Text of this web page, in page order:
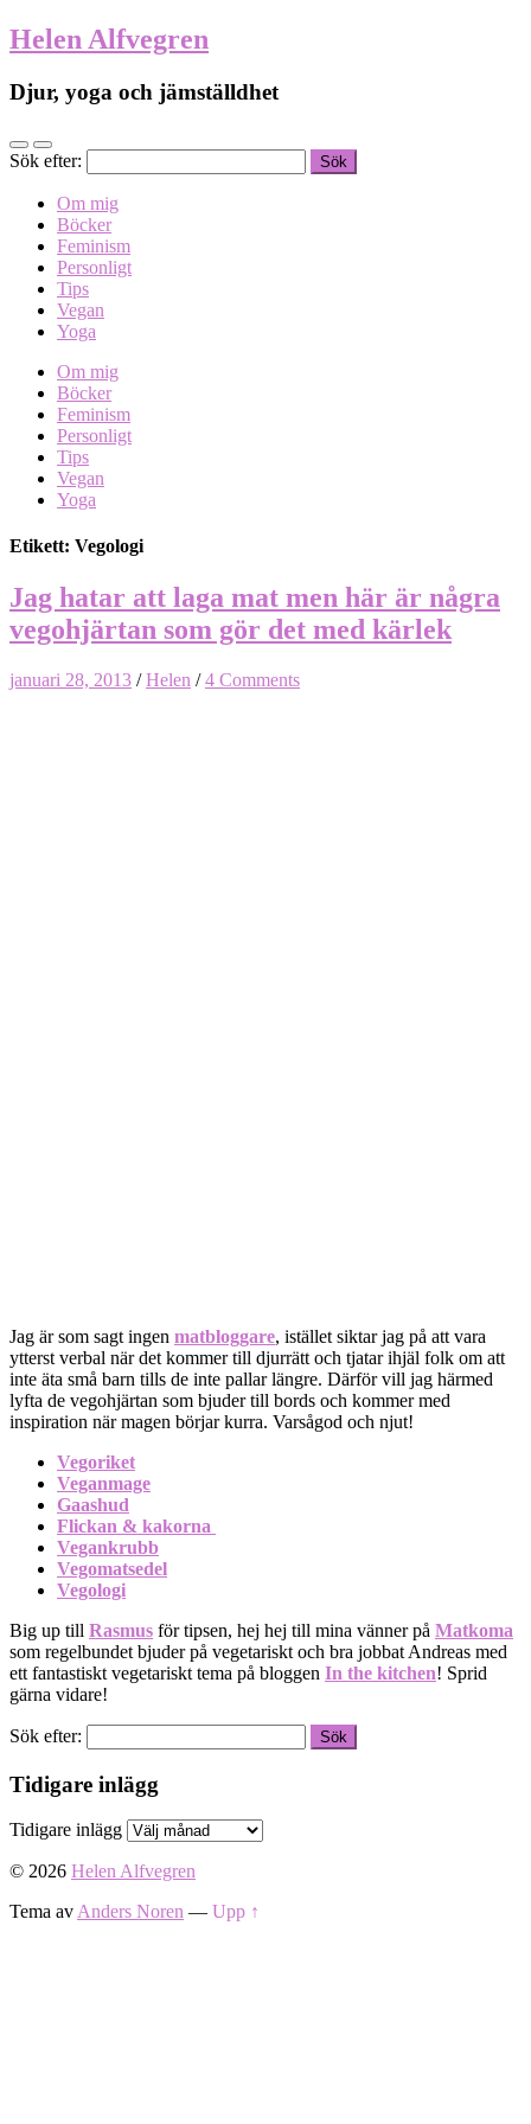
Helen Alfvegren
Djur, yoga och jämställdhet
Sök efter:
Om mig
Böcker
Feminism
Personligt
Tips
Vegan
Yoga
Om mig
Böcker
Feminism
Personligt
Tips
Vegan
Yoga
Etikett: Vegologi
Jag hatar att laga mat men här är några
vegohjärtan som gör det med kärlek
januari 28, 2013 /Helen /4 Comments
Jag är som sagt ingen matbloggare, istället siktar jag på att vara
ytterst verbal när det kommer till djurrätt och tjatar ihjäl folk om att
inte äta små barn tills de inte pallar längre. Därför vill jag härmed
lyfta de vegohjärtan som bjuder till bords och kommer med
inspiration när magen börjar kurra. Varsågod och njut!
Vegoriket
Veganmage
Gaashud
Flickan & kakorna
Vegankrubb
Vegomatsedel
Vegologi
Big up till Rasmus för tipsen, hej hej till mina vänner på Matkoma
som regelbundet bjuder på vegetariskt och bra jobbat Andreas med
ett fantastiskt vegetariskt tema på bloggen In the kitchen! Sprid
gärna vidare!
Sök efter:
Tidigare inlägg
Tidigare inlägg
© 2026 Helen Alfvegren
Tema avAnders Noren — Upp ↑